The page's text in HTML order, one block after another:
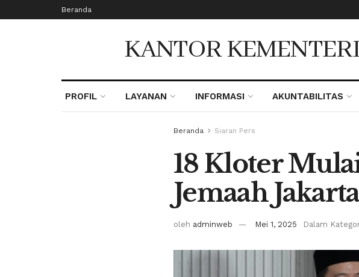
Beranda
KANTOR
PROFIL LAYANAN INFORMASI AKUNTABILITAS
Beranda Siaran Pers
18 Kloter
Jemaah
oleh adminweb Mei 1, 2025 Dalam